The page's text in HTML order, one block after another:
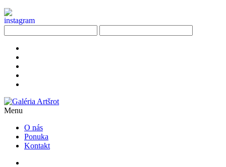
Menu
O nás
Ponuka
Kontakt